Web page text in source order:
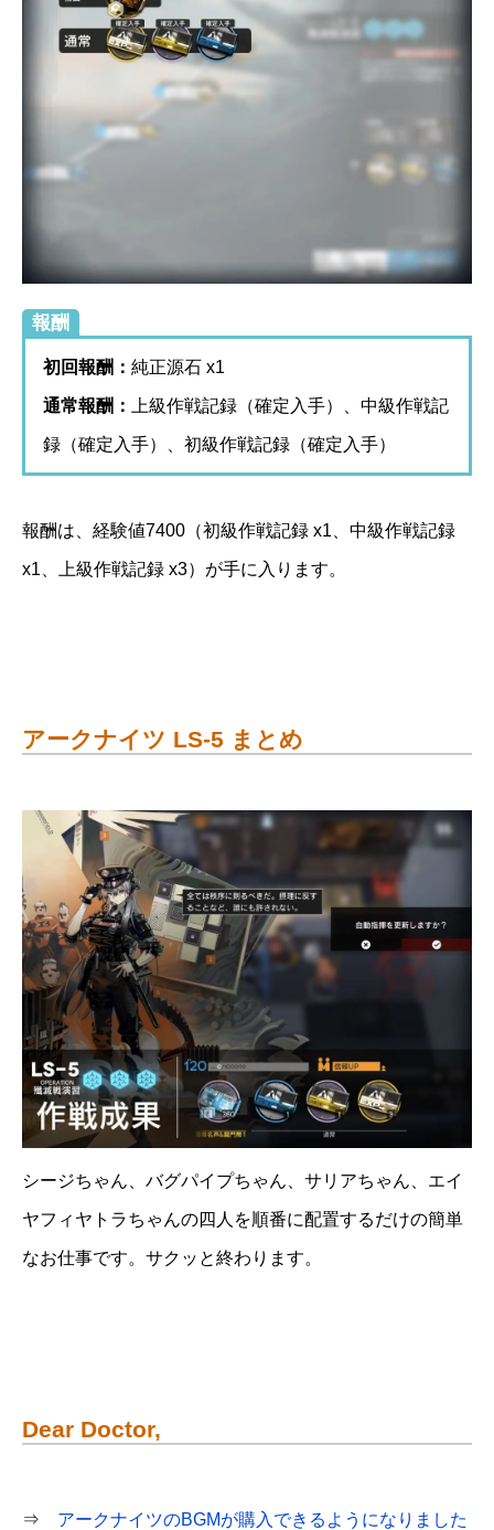
報酬
初回報酬： 純正源石 x1
通常報酬： 上級作戦記録（確定入手）、中級作戦記
録（確定入手）、初級作戦記録（確定入手）
報酬は、経験値7400（初級作戦記録 x1、中級作戦記録
x1、上級作戦記録 x3）が手に入ります。
アークナイツ LS-5 まとめ
シージちゃん、バグパイプちゃん、サリアちゃん、エイ
ヤフィヤトラちゃんの四人を順番に配置するだけの簡単
なお仕事です。サクッと終わります。
Dear Doctor,
⇒ アークナイツのBGMが購入できるようになりました